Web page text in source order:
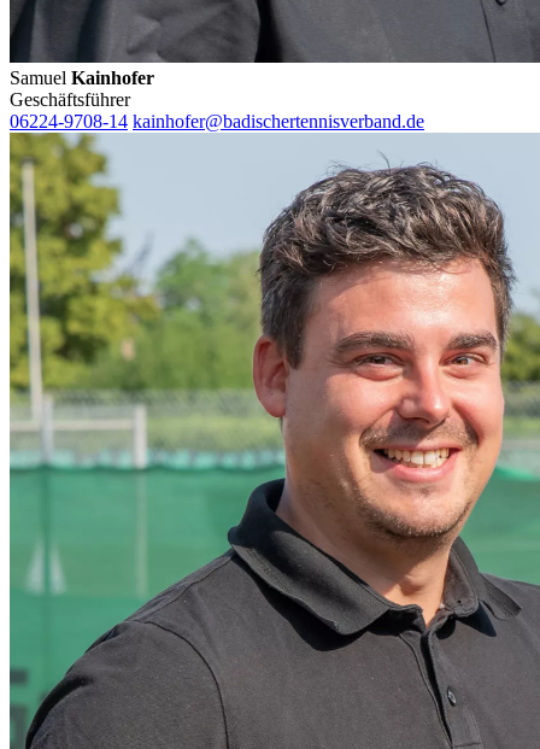
Samuel Kainhofer
Geschäftsführer
06224-9708-14 kainhofer@badischertennisverband.de